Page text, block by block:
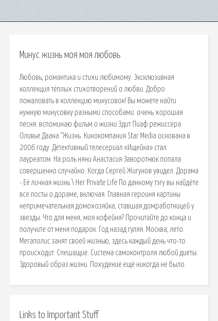
Минус жизнь моя моя любовь
Любовь, романтика и стихи любимому. Эксклюзивная
коллекция тёплых стихотворений о любви. Добро
пожаловать в коллекцию минусовок! Вы можете найти
нужную минусовку разными способами. очень хорошая
песня. вспоминаю фильм о жизни Эдит Пиаф режиссера
Оливье Даана “Жизнь. Кинокомпания Star Media основана в
2006 году. Детективный телесериал «Ищейка» стал
лауреатом. На роль няни Анастасия Заворотнюк попала
совершенно случайно. Когда Сергей Жигунов увидел. Дорама
- Её личная жизнь \ Her Private Life По данному тэгу вы найдёте
все посты о дораме, включая. Главная героиня картины
непримечательная домохозяйка, ставшая домработницей у
звезды. Что для меня, моя кофейня? Прочитайте до конца и
получите от меня подарок. Год назад гуляя. Москва, лето.
Мегаполис занят своей жизнью, здесь каждый день что-то
происходит. Спешащие. Система самоконтроля любой диеты.
Здоровый образ жизни. Похудение ещё никогда не было.
Links to Important Stuff